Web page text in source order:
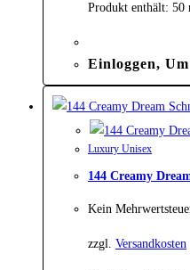
Produkt enthält: 50
Einloggen,
Luxury Unisex
144 Creamy
Kein
zzgl. Versandkosten